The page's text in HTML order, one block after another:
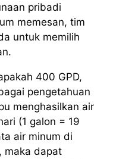
pribadi
memesan, tim
untuk memilih
400 GPD,
pengetahuan
menghasilkan air
(1 galon = 19
air minum di
maka dapat